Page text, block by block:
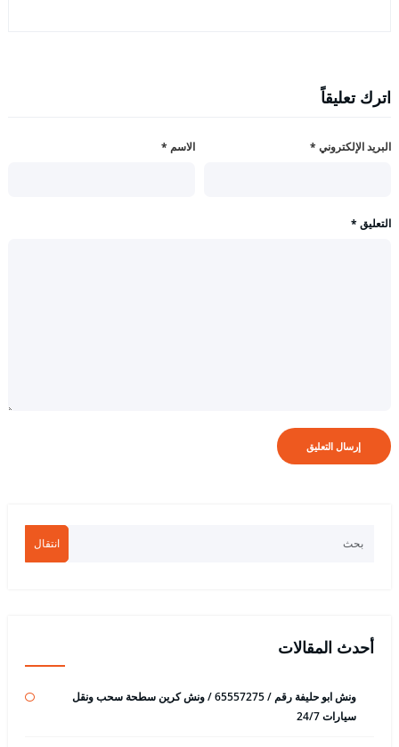
اترك تعليقاً
الاسم * البريد الإلكتروني *
التعليق *
انتقال
أحدث المقالات
ونش ابو حليفة رقم / 65557275 / ونش كرين سطحة سحب ونقل
سيارات 24/7